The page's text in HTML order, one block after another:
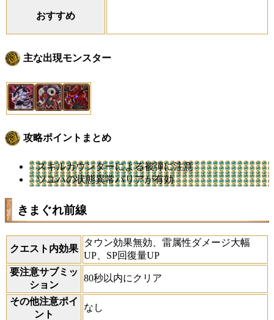
おすすめ
主な出現モンスター
攻略ポイントまとめ
スキルカウンターによる被弾に注意
ツユハの状態異常バリアが有効
きまぐれ前線
クエスト内効果
タウン効果無効、雷属性ダメージ大幅
UP、SP回復量UP
要注意サブミッ
ション
80秒以内にクリア
その他注意ポイ
ント
なし